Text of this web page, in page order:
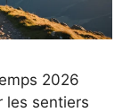
2026
les sentiers